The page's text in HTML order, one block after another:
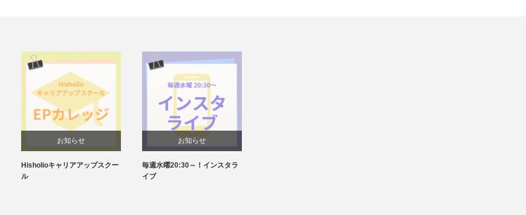
お知らせ
Hisholioキャリアアップスクー
ル
お知らせ
毎週水曜20:30～！インスタラ
イブ